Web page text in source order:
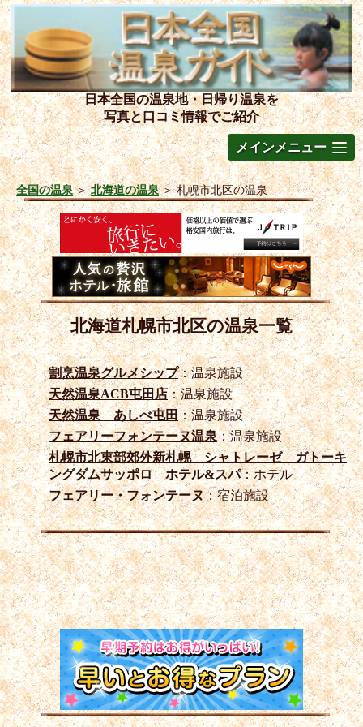
日本全国の温泉地・日帰り温泉を
写真と口コミ情報でご紹介
メインメニュー
全国の温泉＞北海道の温泉＞札幌市北区の温泉
北海道札幌市北区の温泉一覧
割烹温泉グルメシップ：温泉施設
天然温泉ACB屯田店：温泉施設
天然温泉 あしべ屯田：温泉施設
フェアリーフォンテーヌ温泉：温泉施設
札幌市北東部郊外新札幌 シャトレーゼ ガトーキ
ングダムサッポロ ホテル&スパ：ホテル
フェアリー・フォンテーヌ：宿泊施設